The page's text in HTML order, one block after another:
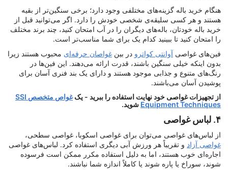
هنگام خرید باله گزینه‌های مختلفی وجود دارد؛ برخی سنگین‌تر از بقیه
هستند و هر کسی سلیقه‌ی شخصی خودش را دارد. اگر می‌توانید قبل از
خرید باله خودتان، باله‌های دیگران را در آب امتحان کنید، چند برند مختلف
را امتحان کنید تا ببینید کدام یک برای شما مناسب‌تر است.
فین‌های غواصی آوانتی کواترو در بین غواصان حرفه‌ای محبوب هستند زیرا
بدون اینکه خیلی سنگین باشند، قدرت ارائه می‌دهند. این فین‌ها در
رنگ‌های متنوع و جذابی موجود هستند و دارای یک بند فنری آسان برای
پوشیدن آسان می‌باشند.
از تجهیزات غواصی خود نهایت استفاده را ببرید - یک
غواص متخصص SSI
Equipment Techniques شوید.
۴. لباس غواصی
از لباس‌های غواصی می‌توان برای غواصی اسکوبا، غواصی سطحی،
غواصی آزاد و تقریباً هر ورزش آبی دیگری استفاده کرد. لباس‌های غواصی
اجاره‌ای خوب هستند، اما به دلیل استفاده مکرر ممکن است فرسوده
شوند، سوراخ یا پاره شوند یا کاملاً اندازه شما نباشند.